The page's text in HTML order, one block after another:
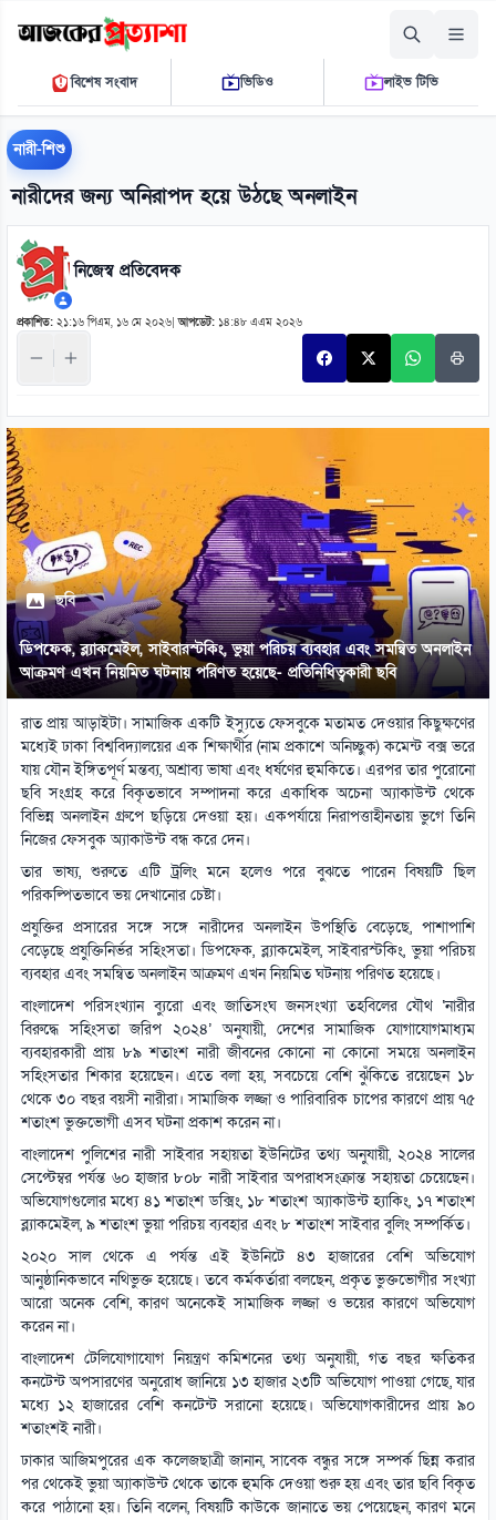
শনিবার, ০৮ আগস্ট ২০২৬
০৯ ২৯ ৪৯ এ.এম.THE DAILY AJKER PROTTASHA
বিশেষ সংবাদ ভিডিও লাইভ টিভি
নারী-শিশু
নারীদের জন্য অনিরাপদ হয়ে উঠছে অনলাইন
নিজেস্ব প্রতিবেদক
প্রকাশিত: ২১:১৬ পিএম, ১৬ মে ২০২৬ |আপডেট: ১৪:৪৮ এএম ২০২৬
ছবি
ডিপফেক, ব্ল্যাকমেইল, সাইবারস্টকিং, ভুয়া পরিচয় ব্যবহার এবং সমন্বিত অনলাইন
আক্রমণ এখন নিয়মিত ঘটনায় পরিণত হয়েছে- প্রতিনিধিত্বকারী ছবি
রাত প্রায় আড়াইটা। সামাজিক একটি ইস্যুতে ফেসবুকে মতামত দেওয়ার কিছুক্ষণের
মধ্যেই ঢাকা বিশ্ববিদ্যালয়ের এক শিক্ষার্থীর (নাম প্রকাশে অনিচ্ছুক) কমেন্ট বক্স ভরে
যায় যৌন ইঙ্গিতপূর্ণ মন্তব্য, অশ্রাব্য ভাষা এবং ধর্ষণের হুমকিতে। এরপর তার পুরোনো
ছবি সংগ্রহ করে বিকৃতভাবে সম্পাদনা করে একাধিক অচেনা অ্যাকাউন্ট থেকে
বিভিন্ন অনলাইন গ্রুপে ছড়িয়ে দেওয়া হয়। একপর্যায়ে নিরাপত্তাহীনতায় ভুগে তিনি
নিজের ফেসবুক অ্যাকাউন্ট বন্ধ করে দেন।
তার ভাষ্য, শুরুতে এটি ট্রলিং মনে হলেও পরে বুঝতে পারেন বিষয়টি ছিল
পরিকল্পিতভাবে ভয় দেখানোর চেষ্টা।
প্রযুক্তির প্রসারের সঙ্গে সঙ্গে নারীদের অনলাইন উপস্থিতি বেড়েছে, পাশাপাশি
বেড়েছে প্রযুক্তিনির্ভর সহিংসতা। ডিপফেক, ব্ল্যাকমেইল, সাইবারস্টকিং, ভুয়া পরিচয়
ব্যবহার এবং সমন্বিত অনলাইন আক্রমণ এখন নিয়মিত ঘটনায় পরিণত হয়েছে।
বাংলাদেশ পরিসংখ্যান ব্যুরো এবং জাতিসংঘ জনসংখ্যা তহবিলের যৌথ ‘নারীর
বিরুদ্ধে সহিংসতা জরিপ ২০২৪’ অনুযায়ী, দেশের সামাজিক যোগাযোগমাধ্যম
ব্যবহারকারী প্রায় ৮৯ শতাংশ নারী জীবনের কোনো না কোনো সময়ে অনলাইন
সহিংসতার শিকার হয়েছেন। এতে বলা হয়, সবচেয়ে বেশি ঝুঁকিতে রয়েছেন ১৮
থেকে ৩০ বছর বয়সী নারীরা। সামাজিক লজ্জা ও পারিবারিক চাপের কারণে প্রায় ৭৫
শতাংশ ভুক্তভোগী এসব ঘটনা প্রকাশ করেন না।
বাংলাদেশ পুলিশের নারী সাইবার সহায়তা ইউনিটের তথ্য অনুযায়ী, ২০২৪ সালের
সেপ্টেম্বর পর্যন্ত ৬০ হাজার ৮০৮ নারী সাইবার অপরাধসংক্রান্ত সহায়তা চেয়েছেন।
অভিযোগগুলোর মধ্যে ৪১ শতাংশ ডক্সিং, ১৮ শতাংশ অ্যাকাউন্ট হ্যাকিং, ১৭ শতাংশ
ব্ল্যাকমেইল, ৯ শতাংশ ভুয়া পরিচয় ব্যবহার এবং ৮ শতাংশ সাইবার বুলিং সম্পর্কিত।
২০২০ সাল থেকে এ পর্যন্ত এই ইউনিটে ৪৩ হাজারের বেশি অভিযোগ
আনুষ্ঠানিকভাবে নথিভুক্ত হয়েছে। তবে কর্মকর্তারা বলছেন, প্রকৃত ভুক্তভোগীর সংখ্যা
আরো অনেক বেশি, কারণ অনেকেই সামাজিক লজ্জা ও ভয়ের কারণে অভিযোগ
করেন না।
বাংলাদেশ টেলিযোগাযোগ নিয়ন্ত্রণ কমিশনের তথ্য অনুযায়ী, গত বছর ক্ষতিকর
কনটেন্ট অপসারণের অনুরোধ জানিয়ে ১৩ হাজার ২৩টি অভিযোগ পাওয়া গেছে, যার
মধ্যে ১২ হাজারের বেশি কনটেন্ট সরানো হয়েছে। অভিযোগকারীদের প্রায় ৯০
শতাংশই নারী।
ঢাকার আজিমপুরের এক কলেজছাত্রী জানান, সাবেক বন্ধুর সঙ্গে সম্পর্ক ছিন্ন করার
পর থেকেই ভুয়া অ্যাকাউন্ট থেকে তাকে হুমকি দেওয়া শুরু হয় এবং তার ছবি বিকৃত
করে পাঠানো হয়। তিনি বলেন, বিষয়টি কাউকে জানাতে ভয় পেয়েছেন, কারণ মনে